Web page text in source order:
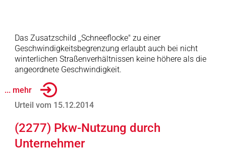
Das Zusatzschild ,,Schneeflocke" zu einer
Geschwindigkeitsbegrenzung erlaubt auch bei nicht
winterlichen Straßenverhältnissen keine höhere als die
angeordnete Geschwindigkeit.
... mehr
Urteil vom 15.12.2014
(2277) Pkw-Nutzung durch
Unternehmer